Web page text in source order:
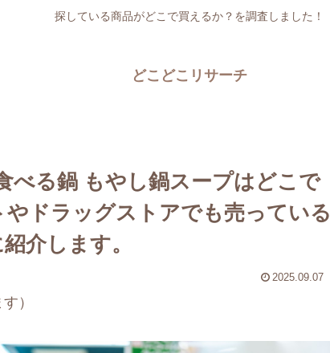
探している商品がどこで買えるか？を調査しました！
どこどこリサーチ
べる鍋 もやし鍋スープはどこで
ドラッグストアでも売っている
介します。
2025.09.07
）